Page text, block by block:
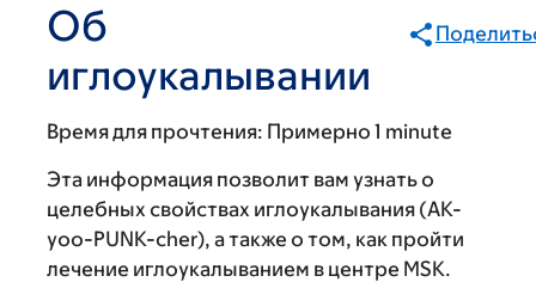
Об
иглоукалывании
Время для прочтения: Примерно 1 minute
Эта информация позволит вам узнать о
целебных свойствах иглоукалывания (AK-
yoo-PUNK-cher), а также о том, как пройти
лечение иглоукалыванием в центре MSK.